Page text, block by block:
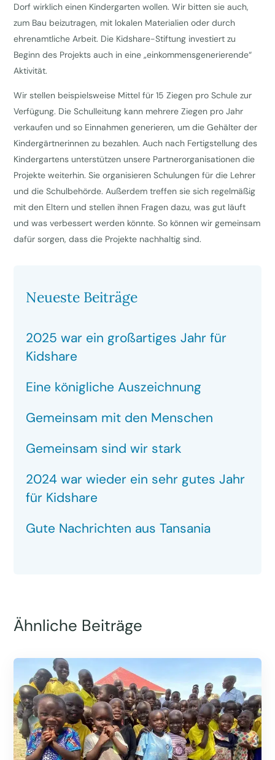
Dorf wirklich einen Kindergarten wollen. Wir bitten sie auch,
zum Bau beizutragen, mit lokalen Materialien oder durch
ehrenamtliche Arbeit. Die Kidshare-Stiftung investiert zu
Beginn des Projekts auch in eine „einkommensgenerierende“
Aktivität.
Wir stellen beispielsweise Mittel für 15 Ziegen pro Schule zur
Verfügung. Die Schulleitung kann mehrere Ziegen pro Jahr
verkaufen und so Einnahmen generieren, um die Gehälter der
Kindergärtnerinnen zu bezahlen. Auch nach Fertigstellung des
Kindergartens unterstützen unsere Partnerorganisationen die
Projekte weiterhin. Sie organisieren Schulungen für die Lehrer
und die Schulbehörde. Außerdem treffen sie sich regelmäßig
mit den Eltern und stellen ihnen Fragen dazu, was gut läuft
und was verbessert werden könnte. So können wir gemeinsam
dafür sorgen, dass die Projekte nachhaltig sind.
Neueste Beiträge
2025 war ein großartiges Jahr für
Kidshare
Eine königliche Auszeichnung
Gemeinsam mit den Menschen
Gemeinsam sind wir stark
2024 war wieder ein sehr gutes Jahr
für Kidshare
Gute Nachrichten aus Tansania
Ähnliche Beiträge